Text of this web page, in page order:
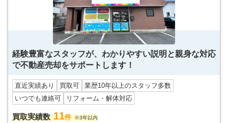
経験豊富なスタッフが、わかりやすい説明と親身な対応
で不動産売却をサポートします！
直近実績あり 買取可
業歴10年以上のスタッフ多数
いつでも連絡可
リフォーム・解体対応
買取実績数 11件 ※3年以内